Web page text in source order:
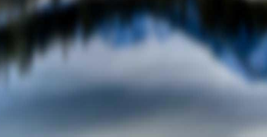
Canada